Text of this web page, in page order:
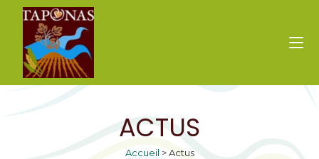
ACTUS
Accueil >Actus